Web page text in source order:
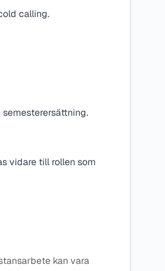
calling.
semesterersättning.
vidare till rollen som
kan vara